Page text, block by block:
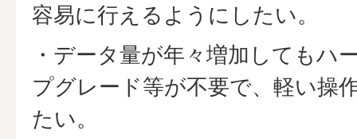
容易に行えるようにしたい。
・データ量が年々増加してもハ
プグレード等が不要で、軽い操
たい。